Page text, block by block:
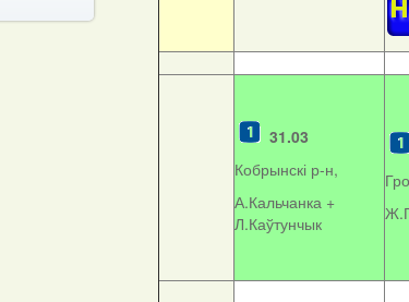
31.03
Кобрынскі р-н,
А.Кальчанка +
Л.Каўтунчык